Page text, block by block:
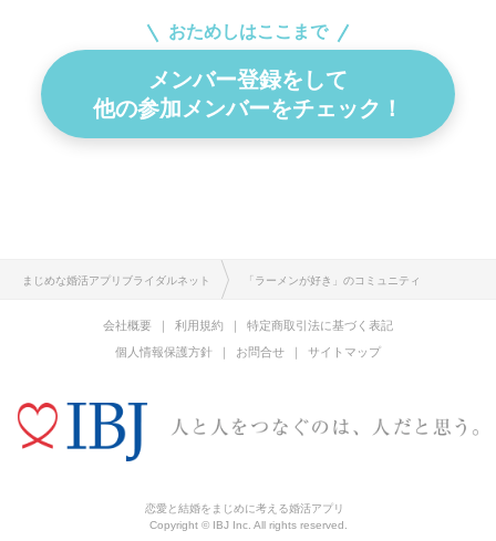
おためしはここまで
メンバー登録をして
他の参加メンバーをチェック！
まじめな婚活アプリブライダルネット 「ラーメンが好き」のコミュニティ
会社概要 利用規約
特定商取引法に基づく表記
個人情報保護方針
お問合せ サイトマップ
恋愛と結婚をまじめに考える婚活アプリ
Copyright © IBJ Inc. All rights reserved.